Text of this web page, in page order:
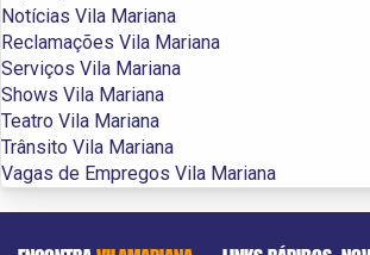
Notícias Vila Mariana
Reclamações Vila Mariana
Serviços Vila Mariana
Shows Vila Mariana
Teatro Vila Mariana
Trânsito Vila Mariana
Vagas de Empregos Vila Mariana